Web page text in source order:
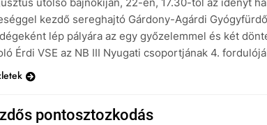
utolsó bajnokiján, 22-én, 17.30-tól az idényt
kezdő sereghajtó Gárdony-Agárdi Gyógyfürdő
lép pályára az egy győzelemmel és két
Érdi VSE az NB III Nyugati csoportjának 4.
pontosztozkodás